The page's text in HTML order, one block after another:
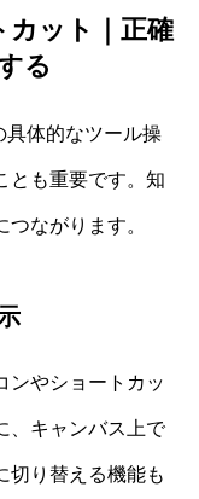
カット｜正確
る
具体的なツール操
とも重要です。知
ながります。
ンやショートカッ
、キャンバス上で
切り替える機能も